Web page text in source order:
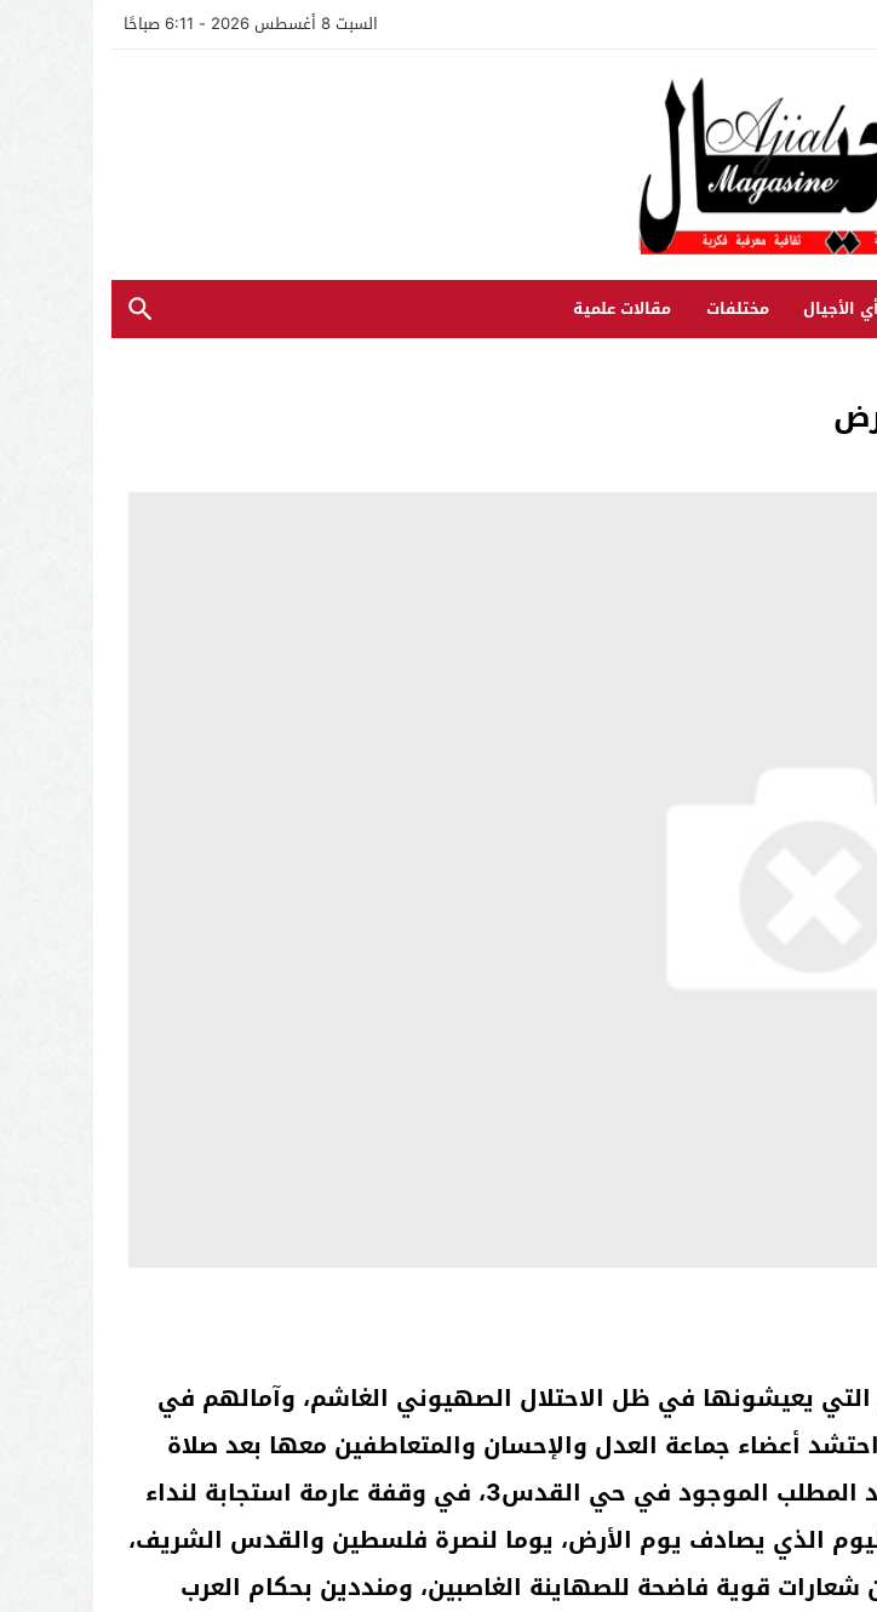
السبت 8 أغسطس 2026 - 6:11 صباحًا
الأجيال مختلفات مقالات علمية
التي يعيشونها في ظل الاحتلال الصهيوني الغاشم، وآمالهم في
أعضاء جماعة العدل والإحسان والمتعاطفين معها بعد صلاة
الذي يصادف يوم الأرض، يوما لنصرة فلسطين والقدس الشريف،
قوية فاضحة للصهاينة الغاصبين، ومنددين بحكام العرب